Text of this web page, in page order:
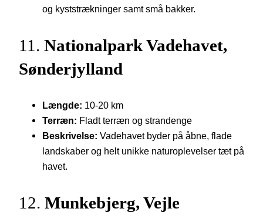
og kyststrækninger samt små bakker.
11. Nationalpark Vadehavet,
Sønderjylland
Længde: 10-20 km
Terræn: Fladt terræn og strandenge
Beskrivelse: Vadehavet byder på åbne, flade
landskaber og helt unikke naturoplevelser tæt på
havet.
12. Munkebjerg, Vejle